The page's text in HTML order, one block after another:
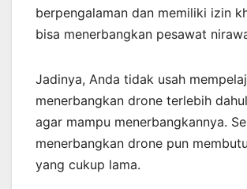
berpengalaman dan memiliki izin
bisa menerbangkan pesawat
Jadinya, Anda tidak usah
menerbangkan drone terlebih
agar mampu menerbangkannya.
menerbangkan drone pun
yang cukup lama.